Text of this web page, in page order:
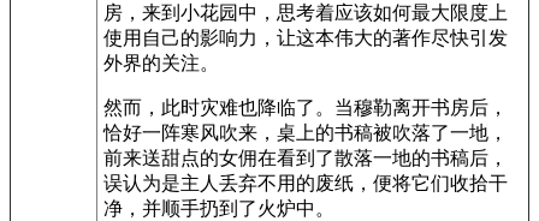
房，来到小花园中，思考着应该如何最大限度上
使用自己的影响力，让这本伟大的著作尽快引发
外界的关注。
然而，此时灾难也降临了。当穆勒离开书房后，
恰好一阵寒风吹来，桌上的书稿被吹落了一地，
前来送甜点的女佣在看到了散落一地的书稿后，
误认为是主人丢弃不用的废纸，便将它们收拾干
净，并顺手扔到了火炉中。